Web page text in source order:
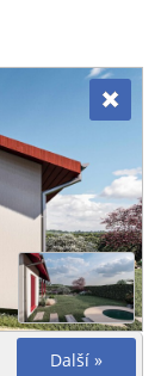
Další »